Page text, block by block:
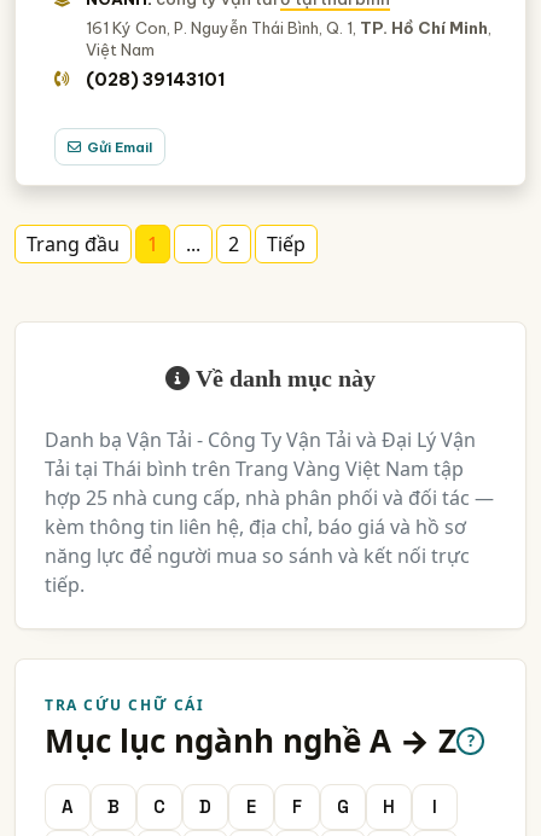
161 Ký Con, P. Nguyễn Thái Bình, Q. 1, TP. Hồ Chí Minh
Việt Nam
(028) 39143101
Gửi Email
Trang đầu 1 ... 2 Tiếp
Về danh mục này
Danh bạ Vận Tải - Công Ty Vận Tải và Đại Lý Vận
Tải tại Thái bình trên Trang Vàng Việt Nam tập
hợp 25 nhà cung cấp, nhà phân phối và đối tác —
kèm thông tin liên hệ, địa chỉ, báo giá và hồ sơ
năng lực để người mua so sánh và kết nối trực
tiếp.
TRA CỨU CHỮ CÁI
Mục lục ngành nghề A → Z ?
A B C D E F G H
I